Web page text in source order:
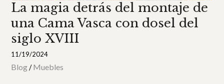
La magia detrás del montaje de
una Cama Vasca con dosel del
siglo XVIII
11/19/2024
Blog/Muebles